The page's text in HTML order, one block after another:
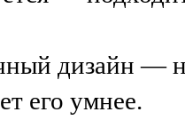
дизайн —
его умнее.